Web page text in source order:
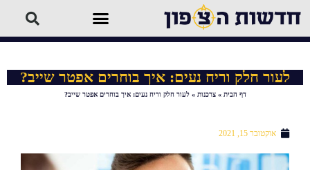
לעור חלק וריח נעים: איך בוחרים אפטר שייב?
דף הבית »צרכנות »לעור חלק וריח נעים: איך בוחרים אפטר שייב?
אוקטובר 15, 2021